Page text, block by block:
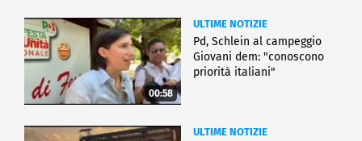
00:58
ULTIME NOTIZIE
Pd, Schlein al campeggio
Giovani dem: "conoscono
priorità italiani"
ULTIME NOTIZIE